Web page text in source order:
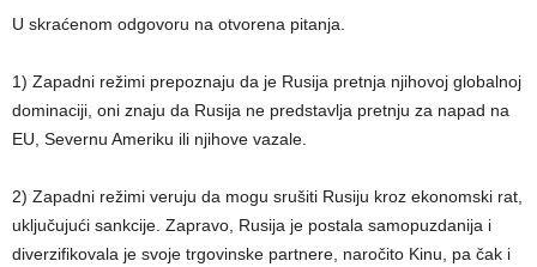
U skraćenom odgovoru na otvorena pitanja.
1) Zapadni režimi prepoznaju da je Rusija pretnja njihovoj globalnoj
dominaciji, oni znaju da Rusija ne predstavlja pretnju za napad na
EU, Severnu Ameriku ili njihove vazale.
2) Zapadni režimi veruju da mogu srušiti Rusiju kroz ekonomski rat,
uključujući sankcije. Zapravo, Rusija je postala samopuzdanija i
diverzifikovala je svoje trgovinske partnere, naročito Kinu, pa čak i